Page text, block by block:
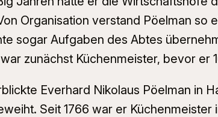
Organisation verstand Pöelman
sogar Aufgaben des Abtes
zunächst Küchenmeister, bevor er
Everhard Nikolaus Pöelman in
Seit 1766 war er